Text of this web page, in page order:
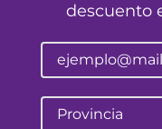
descuento
Provincia